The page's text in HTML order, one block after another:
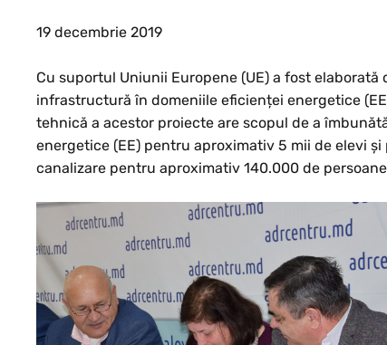
19 decembrie 2019
Cu suportul Uniunii Europene (UE) a fost
infrastructură în domeniile eficienței energetice
tehnică a acestor proiecte are scopul de a
energetice (EE) pentru aproximativ 5 mii de elevi
canalizare pentru aproximativ 140.000 de